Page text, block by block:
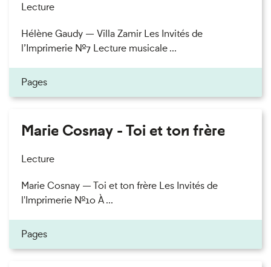
Lecture
Hélène Gaudy — Villa Zamir Les Invités de
l’Imprimerie n°7 Lecture musicale ...
Pages
Marie Cosnay - Toi et ton frère
Lecture
Marie Cosnay — Toi et ton frère Les Invités de
l'Imprimerie n°10 À ...
Pages